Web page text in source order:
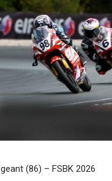
(86) – FSBK 2026